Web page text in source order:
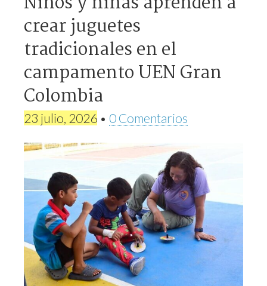
crear juguetes
tradicionales en el
campamento UEN Gran
Colombia
23 julio, 2026 • 0 Comentarios